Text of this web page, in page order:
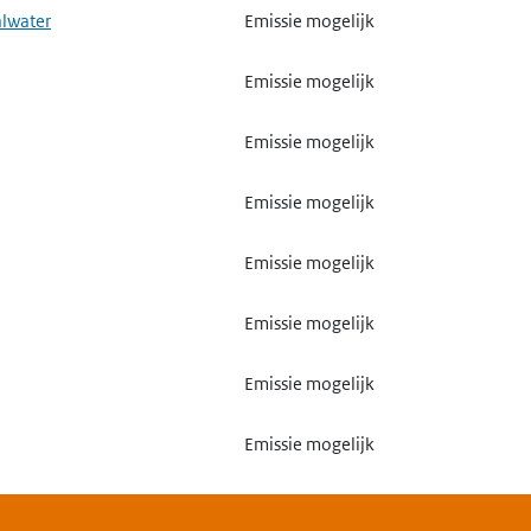
Emissie mogelijk
Emissie mogelijk
Emissie mogelijk
Emissie mogelijk
Emissie mogelijk
Emissie mogelijk
Emissie mogelijk
Emissie mogelijk